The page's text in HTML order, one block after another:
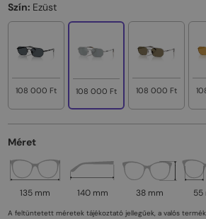
Szín: Ezüst
108 000 Ft 108 000 Ft 108 000 Ft
Méret
135 mm 140 mm 38 mm 55
A feltüntetett méretek tájékoztató jellegűek, a valós